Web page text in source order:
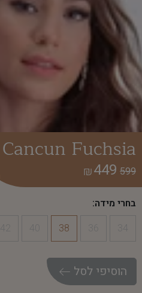
Cancun Fuchsia
599
449
₪
בחרי מידה:
38
הוסיפי לסל